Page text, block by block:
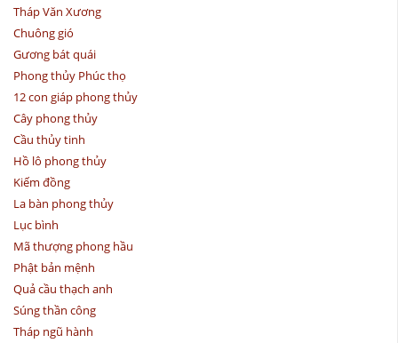
Tháp Văn Xương
Chuông gió
Gương bát quái
Phong thủy Phúc thọ
12 con giáp phong thủy
Cây phong thủy
Cầu thủy tinh
Hồ lô phong thủy
Kiếm đồng
La bàn phong thủy
Lục bình
Mã thượng phong hầu
Phật bản mệnh
Quả cầu thạch anh
Súng thần công
Tháp ngũ hành